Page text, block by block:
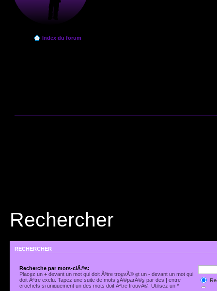
Index du forum
Rechercher
RECHERCHER
Recherche par mots-clÃ©s:
Placez un+ devant un mot qui doit Ãªtre trouvÃ© et un- devant un mot qui
doit Ãªtre exclu. Tapez une suite de mots sÃ©parÃ©s par des| entre
crochets si uniquement un des mots doit Ãªtre trouvÃ©. Utilisez un *